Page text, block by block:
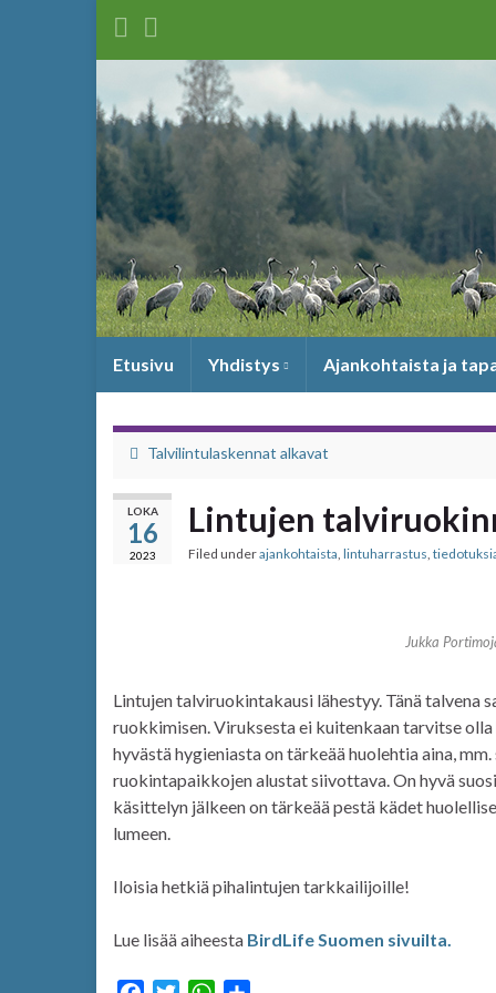
Etusivu Yhdistys Ajankohtaista ja
Talvilintulaskennat alkavat
LOKA
16
2023
Lintujen
Filed underajankohtaista, lintuharrastus,
Jukka
Lintujen talviruokintakausi lähestyy. Tänä talvena
ruokkimisen. Viruksesta ei kuitenkaan tarvitse
hyvästä hygieniasta on tärkeää huolehtia aina,
ruokintapaikkojen alustat siivottava. On hyvä
käsittelyn jälkeen on tärkeää pestä kädet
lumeen.
Iloisia hetkiä pihalintujen tarkkailijoille!
Lue lisää aiheesta BirdLife Suomen sivuilta.